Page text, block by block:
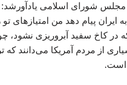
مجلس شورای اسلامی یادآورشد:
پیام دهد من امتیازهای
در کاخ سفید آبروریزی نشود،
از مردم آمریکا می‌دانند که
است.